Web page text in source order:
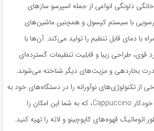
دلونگی انواعی از جمله اسپرسو سازهای
با سیستم کپسول و همچنین ماشین‌های
با دمای قابل تنظیم را تولید می‌کند. آن‌ها با
قوی، طراحی زیبا و قابلیت تنظیمات گسترده‌ای
بخاردهی و مزیت‌های دیگر شناخته می‌شوند.
از تکنولوژی‌های نوآورانه را در دستگاه‌های خود به
کار می‌برد، مانند سیستم خودکار Cappuccino، که به شما این امکان را
قهوه‌های کاپوچینو و لاته را تهیه کنید.